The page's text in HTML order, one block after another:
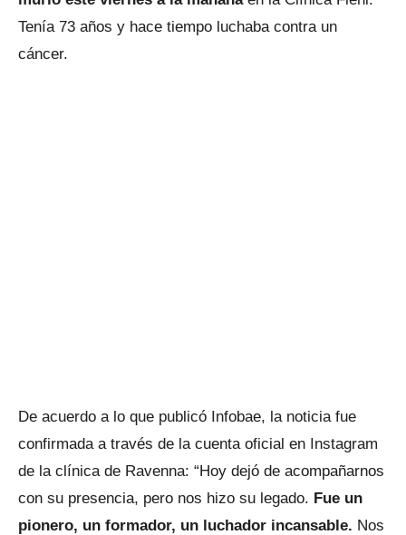
Tenía 73 años y hace tiempo luchaba contra un
cáncer.
De acuerdo a lo que publicó Infobae, la noticia fue
confirmada a través de la cuenta oficial en Instagram
de la clínica de Ravenna: “Hoy dejó de acompañarnos
con su presencia, pero nos hizo su legado. Fue un
pionero, un formador, un luchador incansable. Nos